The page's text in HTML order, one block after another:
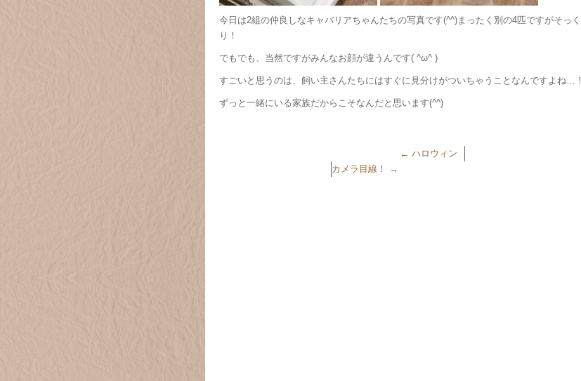
今日は2組の仲良しなキャバリアちゃんたちの写真です(^^)まったく別の4匹ですがそっく
り！
でもでも、当然ですがみんなお顔が違うんです( ^ω^ )
すごいと思うのは、飼い主さんたちにはすぐに見分けがついちゃうことなんですよね…！
ずっと一緒にいる家族だからこそなんだと思います(^^)
← ハロウィン
カメラ目線！
→